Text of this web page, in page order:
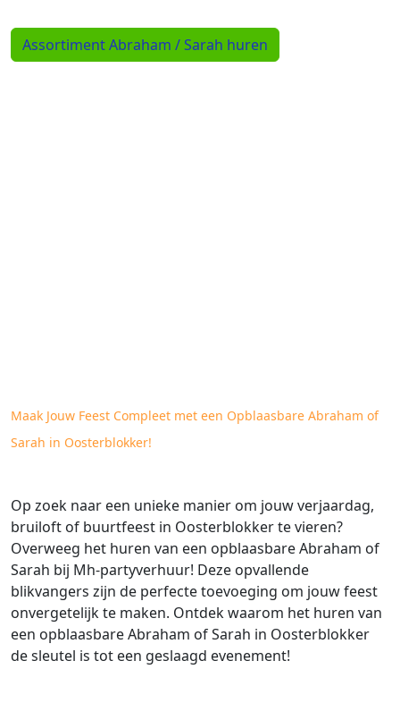
Assortiment Abraham / Sarah huren
Maak Jouw Feest Compleet met een Opblaasbare Abraham of
Sarah in Oosterblokker!
Op zoek naar een unieke manier om jouw verjaardag,
bruiloft of buurtfeest in Oosterblokker te vieren?
Overweeg het huren van een opblaasbare Abraham of
Sarah bij Mh-partyverhuur! Deze opvallende
blikvangers zijn de perfecte toevoeging om jouw feest
onvergetelijk te maken. Ontdek waarom het huren van
een opblaasbare Abraham of Sarah in Oosterblokker
de sleutel is tot een geslaagd evenement!